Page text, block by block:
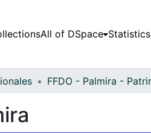
All of DSpace Statistics